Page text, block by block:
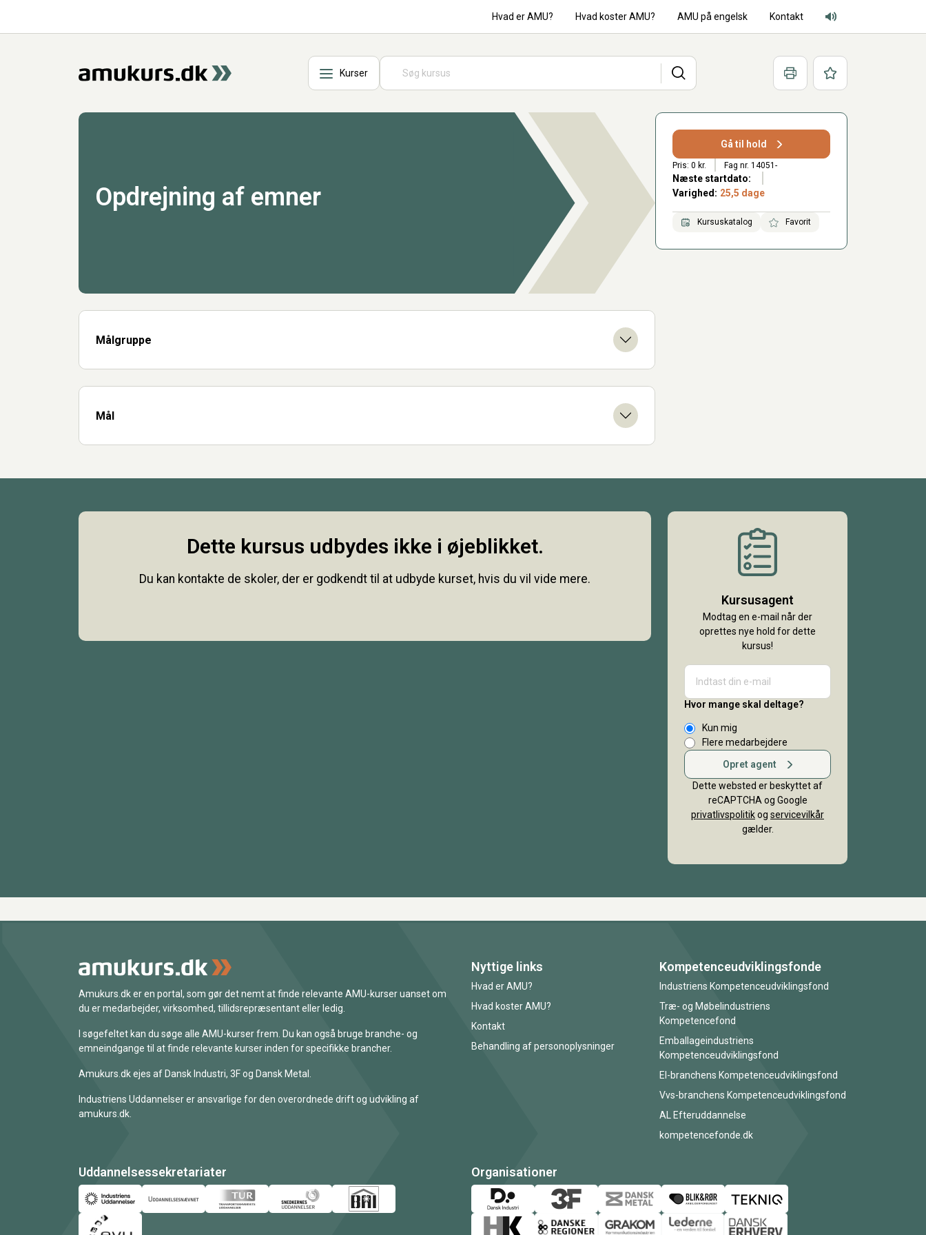
Hvad er AMU? Hvad koster AMU? AMU på engelsk Kontakt
Adgang for alle lyd
Kurser Søg Print Favoritter
Opdrejning af emner
Målgruppe
Mål
Gå til hold
Pris: 0 kr. Fag nr. 14051-
Næste startdato:
Varighed: 25,5 dage
Kursuskatalog Favorit
Dette kursus udbydes ikke i øjeblikket.
Du kan kontakte de skoler, der er godkendt til at udbyde kurset, hvis du vil vide mere.
Kursusagent
Modtag en e-mail når der
oprettes nye hold for dette
kursus!
Hvor mange skal deltage?
Kun mig
Flere medarbejdere
Opret agent
Dette websted er beskyttet af
reCAPTCHA og Google
privatlivspolitikog servicevilkår
gælder.
Amukurs.dk er en portal, som gør det nemt at finde relevante AMU-kurser uanset om
du er medarbejder, virksomhed, tillidsrepræsentant eller ledig.
I søgefeltet kan du søge alle AMU-kurser frem. Du kan også bruge branche- og
emneindgange til at finde relevante kurser inden for specifikke brancher.
Amukurs.dk ejes af Dansk Industri, 3F og Dansk Metal.
Industriens Uddannelser er ansvarlige for den overordnede drift og udvikling af
amukurs.dk.
Nyttige links
Hvad er AMU?
Hvad koster AMU?
Kontakt
Behandling af personoplysninger
Kompetenceudviklingsfonde
Industriens Kompetenceudviklingsfond
Træ- og Møbelindustriens
Kompetencefond
Emballageindustriens
Kompetenceudviklingsfond
El-branchens Kompetenceudviklingsfond
Vvs-branchens Kompetenceudviklingsfond
AL Efteruddannelse
kompetencefonde.dk
Uddannelsessekretariater Organisationer